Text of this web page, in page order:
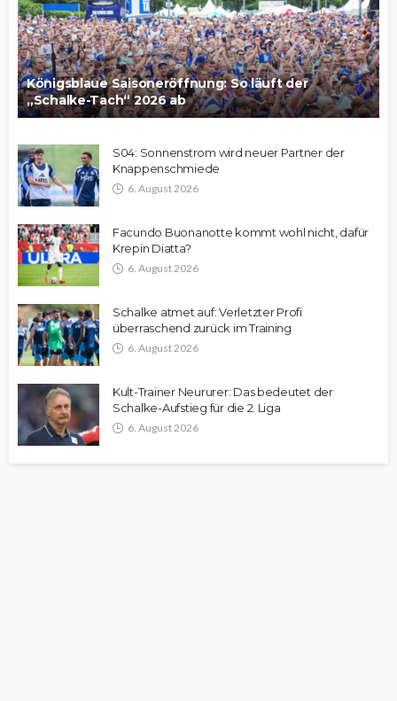
Königsblaue Saisoneröffnung: So läuft der
„Schalke-Tach“ 2026 ab
S04: Sonnenstrom wird neuer Partner der
Knappenschmiede
6. August 2026
Facundo Buonanotte kommt wohl nicht, dafür
Krepin Diatta?
6. August 2026
Schalke atmet auf: Verletzter Profi
überraschend zurück im Training
6. August 2026
Kult-Trainer Neururer: Das bedeutet der
Schalke-Aufstieg für die 2. Liga
6. August 2026